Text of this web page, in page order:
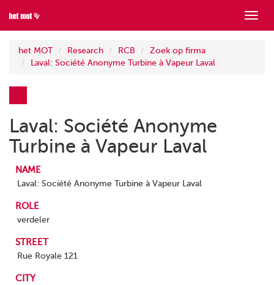
Show
menu
het MOT Research RCB
Zoek op firma
Laval: Société Anonyme Turbine à Vapeur Laval
Laval: Société Anonyme
Turbine à Vapeur Laval
NAME
Laval: Société Anonyme Turbine à Vapeur Laval
ROLE
verdeler
STREET
Rue Royale 121
CITY